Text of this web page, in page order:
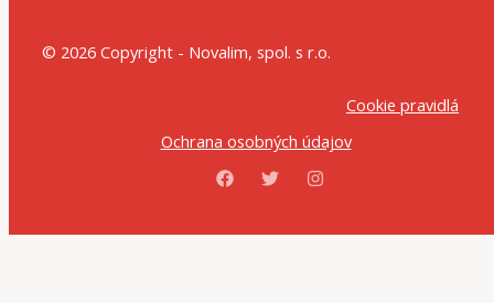
© 2026 Copyright - Novalim, spol. s r.o.
Cookie pravidlá
Ochrana osobných údajov